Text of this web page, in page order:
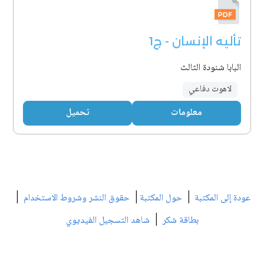
تأليه الإنسان - ج1
البابا شنودة الثالث
لاهوت دفاعي
معلومات تحميل
عودة إلى المكتبة | حول المكتبة | حقوق النشر وشروط الاستخدام |
بطاقة شكر| شاهد التسجيل الفيديوي